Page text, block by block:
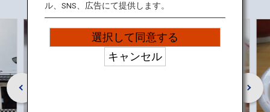
ル、SNS、広告にて提供します。
選択して同意する
キャンセル